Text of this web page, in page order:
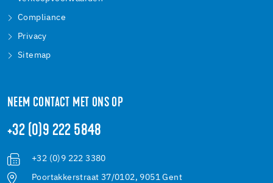
Compliance
Privacy
Sitemap
NEEM CONTACT MET ONS OP
+32 (0)9 222 5848
+32 (0)9 222 3380
Poortakkerstraat 37/0102, 9051 Gent